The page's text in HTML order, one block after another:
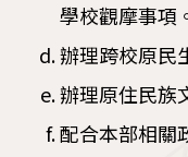
學校觀摩事項
辦理跨校原民
辦理原住民族
配合本部相關